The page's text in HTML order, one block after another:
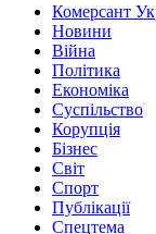
Комерсант
Новини
Війна
Політика
Економіка
Суспільство
Корупція
Бізнес
Світ
Спорт
Публікації
Спецтема